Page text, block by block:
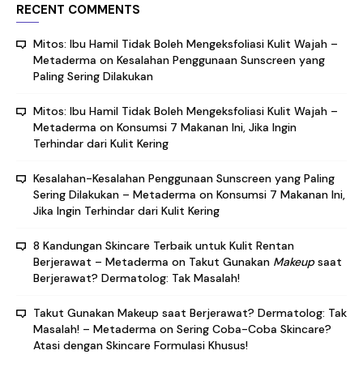
RECENT COMMENTS
Mitos: Ibu Hamil Tidak Boleh Mengeksfoliasi Kulit Wajah –
Metaderma on Kesalahan Penggunaan Sunscreen yang
Paling Sering Dilakukan
Mitos: Ibu Hamil Tidak Boleh Mengeksfoliasi Kulit Wajah –
Metaderma on Konsumsi 7 Makanan Ini, Jika Ingin
Terhindar dari Kulit Kering
Kesalahan-Kesalahan Penggunaan Sunscreen yang Paling
Sering Dilakukan – Metaderma on Konsumsi 7 Makanan Ini,
Jika Ingin Terhindar dari Kulit Kering
8 Kandungan Skincare Terbaik untuk Kulit Rentan
Berjerawat – Metaderma on Takut Gunakan Makeupsaat
Berjerawat? Dermatolog: Tak Masalah!
Takut Gunakan Makeup saat Berjerawat? Dermatolog: Tak
Masalah! – Metaderma on Sering Coba-Coba Skincare?
Atasi dengan Skincare Formulasi Khusus!